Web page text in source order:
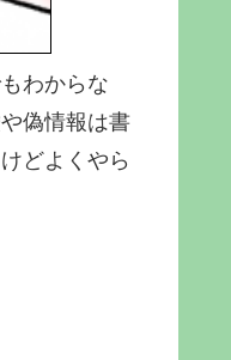
わからな
偽情報は書
どよくやら